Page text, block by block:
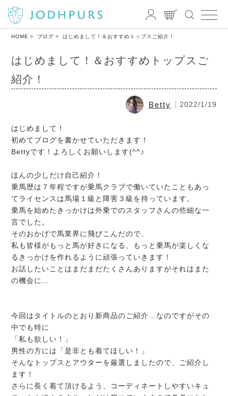
HOME ブログ はじめまして！＆おすすめトップスご紹介！
はじめまして！＆おすすめトップスご
紹介！
Betty 2022/1/19
はじめまして！
初めてブログを書かせていただきます！
Bettyです！よろしくお願いします(^^♪
ほんの少しだけ自己紹介！
乗馬歴は７年程ですが乗馬クラブで働いていたこともあっ
てライセンスは馬場１級と障害３級を持っています。
乗馬を始めたきっかけは外乗でのスタッフさんの些細な一
言でした。
そのおかげで馬業界に飛びこんだので、
私も皆様がもっと馬が好きになる、もっと乗馬が楽しくな
るきっかけを作れるように頑張っていきます！
お話したいことはまだまだたくさんありますがそれはまた
の機会に…
今回はタイトルのとおり新商品のご紹介…なのですがその
中でも特に
「私も欲しい！」
男性の方には「是非とも着てほしい！」
そんなトップスとアウターを厳選しましたので、ご紹介し
ます！
さらに長く着て頂けるよう、コーディネートしやすいキュ